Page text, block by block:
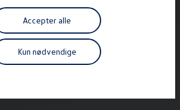
Accepter alle
Kun nødvendige
at vælge autoriseret værksted til din
nyhedsbrev